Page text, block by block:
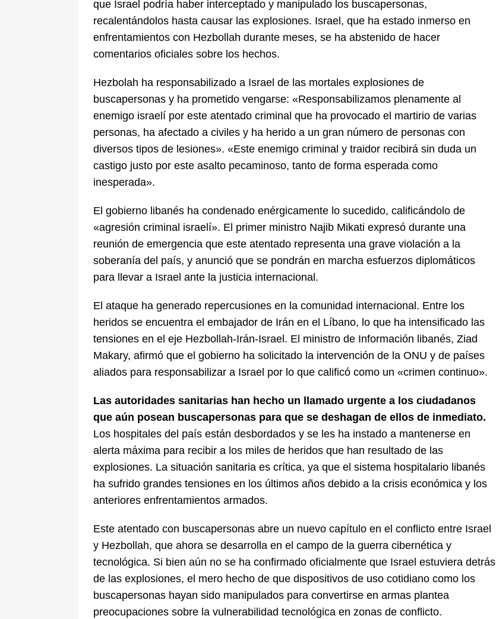
que Israel podría haber interceptado y manipulado los buscapersonas,
recalentándolos hasta causar las explosiones. Israel, que ha estado inmerso en
enfrentamientos con Hezbollah durante meses, se ha abstenido de hacer
comentarios oficiales sobre los hechos.
Hezbolah ha responsabilizado a Israel de las mortales explosiones de
buscapersonas y ha prometido vengarse: «Responsabilizamos plenamente al
enemigo israelí por este atentado criminal que ha provocado el martirio de varias
personas, ha afectado a civiles y ha herido a un gran número de personas con
diversos tipos de lesiones». «Este enemigo criminal y traidor recibirá sin duda un
castigo justo por este asalto pecaminoso, tanto de forma esperada como
inesperada».
El gobierno libanés ha condenado enérgicamente lo sucedido, calificándolo de
«agresión criminal israelí». El primer ministro Najib Mikati expresó durante una
reunión de emergencia que este atentado representa una grave violación a la
soberanía del país, y anunció que se pondrán en marcha esfuerzos diplomáticos
para llevar a Israel ante la justicia internacional.
El ataque ha generado repercusiones en la comunidad internacional. Entre los
heridos se encuentra el embajador de Irán en el Líbano, lo que ha intensificado las
tensiones en el eje Hezbollah-Irán-Israel. El ministro de Información libanés, Ziad
Makary, afirmó que el gobierno ha solicitado la intervención de la ONU y de países
aliados para responsabilizar a Israel por lo que calificó como un «crimen continuo».
Las autoridades sanitarias han hecho un llamado urgente a los ciudadanos
que aún posean buscapersonas para que se deshagan de ellos de inmediato.
Los hospitales del país están desbordados y se les ha instado a mantenerse en
alerta máxima para recibir a los miles de heridos que han resultado de las
explosiones. La situación sanitaria es crítica, ya que el sistema hospitalario libanés
ha sufrido grandes tensiones en los últimos años debido a la crisis económica y los
anteriores enfrentamientos armados.
Este atentado con buscapersonas abre un nuevo capítulo en el conflicto entre Israel
y Hezbollah, que ahora se desarrolla en el campo de la guerra cibernética y
tecnológica. Si bien aún no se ha confirmado oficialmente que Israel estuviera detrás
de las explosiones, el mero hecho de que dispositivos de uso cotidiano como los
buscapersonas hayan sido manipulados para convertirse en armas plantea
preocupaciones sobre la vulnerabilidad tecnológica en zonas de conflicto.